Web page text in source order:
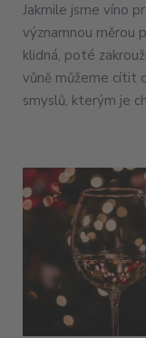
Jakmile jsme víno
významnou měrou
klidná, poté
vůně můžeme cítit
smyslů, kterým je